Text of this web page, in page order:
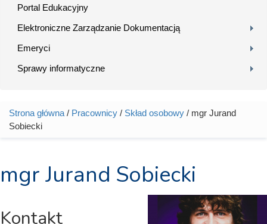
Portal Edukacyjny
Elektroniczne Zarządzanie Dokumentacją
Emeryci
Sprawy informatyczne
Jesteś tutaj
Strona główna / Pracownicy / Skład osobowy / mgr Jurand
Sobiecki
mgr Jurand Sobiecki
Kontakt